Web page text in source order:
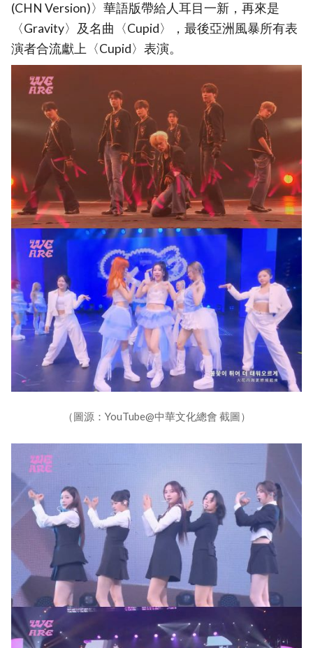
(CHN Version)〉華語版帶給人耳目一新，再來是
〈Gravity〉及名曲〈Cupid〉，最後亞洲風暴所有表
演者合流獻上〈Cupid〉表演。
（圖源：YouTube@中華文化總會 截圖）